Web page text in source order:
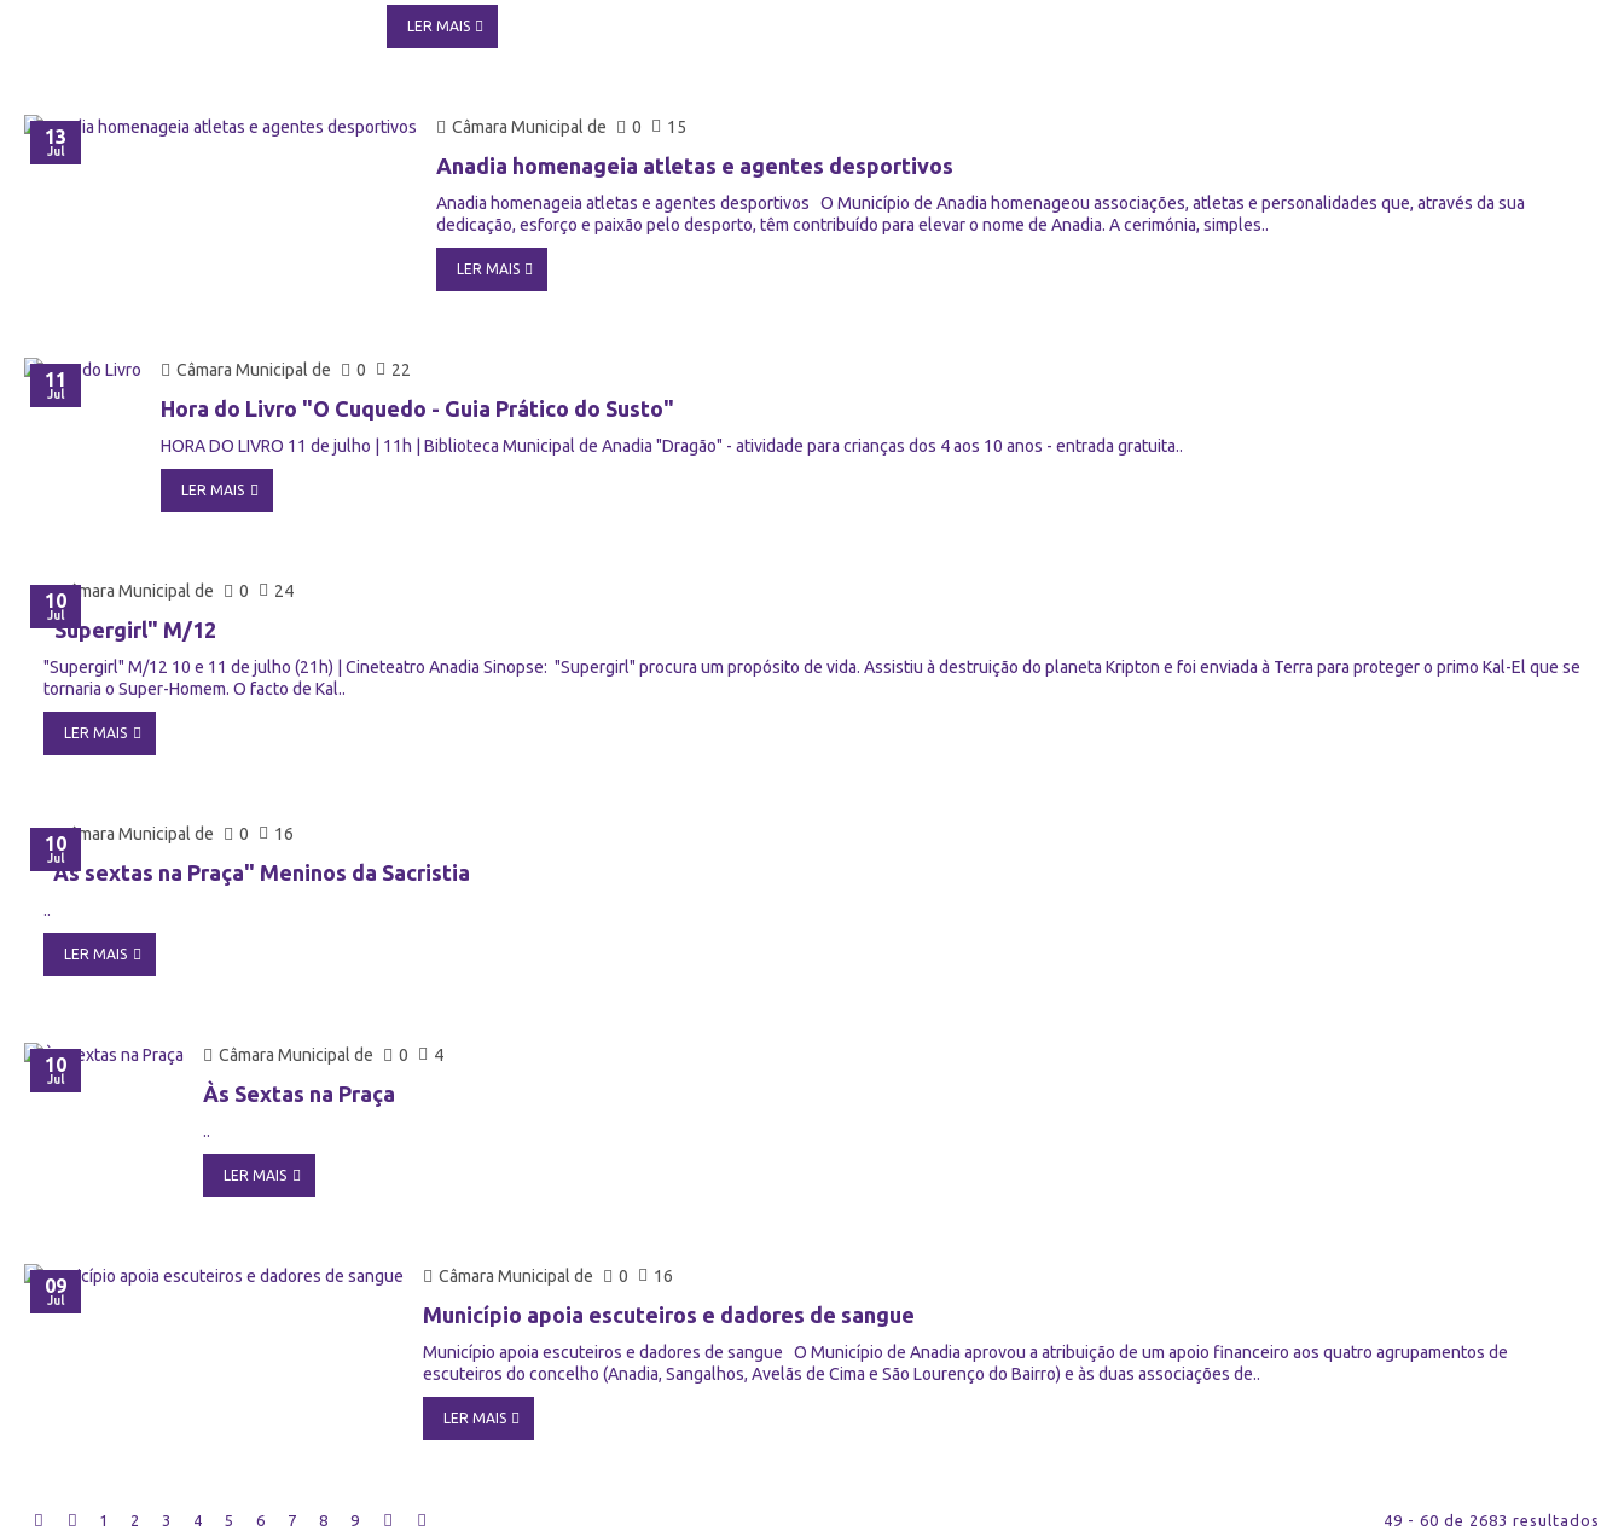
LER MAIS
13
Jul
Câmara Municipal de 0 15
Anadia homenageia atletas e agentes desportivos
Anadia homenageia atletas e agentes desportivos O Município de Anadia homenageou associações, atletas e personalidades que, através da sua
dedicação, esforço e paixão pelo desporto, têm contribuído para elevar o nome de Anadia. A cerimónia, simples..
LER MAIS
11
Jul
Câmara Municipal de 0 22
Hora do Livro "O Cuquedo - Guia Prático do Susto"
HORA DO LIVRO 11 de julho | 11h | Biblioteca Municipal de Anadia "Dragão" - atividade para crianças dos 4 aos 10 anos - entrada gratuita..
LER MAIS
10
Jul
Câmara Municipal de 0 24
"Supergirl" M/12
"Supergirl" M/12 10 e 11 de julho (21h) | Cineteatro Anadia Sinopse: "Supergirl" procura um propósito de vida. Assistiu à destruição do planeta Kripton e foi enviada à Terra para proteger o primo Kal-El que se
tornaria o Super-Homem. O facto de Kal..
LER MAIS
10
Jul
Câmara Municipal de 0 16
"Às sextas na Praça" Meninos da Sacristia
..
LER MAIS
10
Jul
Câmara Municipal de 0 4
Às Sextas na Praça
..
LER MAIS
09
Jul
Câmara Municipal de 0 16
Município apoia escuteiros e dadores de sangue
Município apoia escuteiros e dadores de sangue O Município de Anadia aprovou a atribuição de um apoio financeiro aos quatro agrupamentos de
escuteiros do concelho (Anadia, Sangalhos, Avelãs de Cima e São Lourenço do Bairro) e às duas associações de..
LER MAIS
1 2 3 4 5 6 7 8 9 49 - 60 de 2683 resultados